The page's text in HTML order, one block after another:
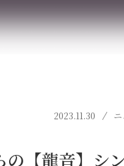
2023.11.30
【龍音】シ